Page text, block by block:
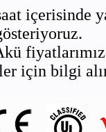
içerisinde
için bilgi